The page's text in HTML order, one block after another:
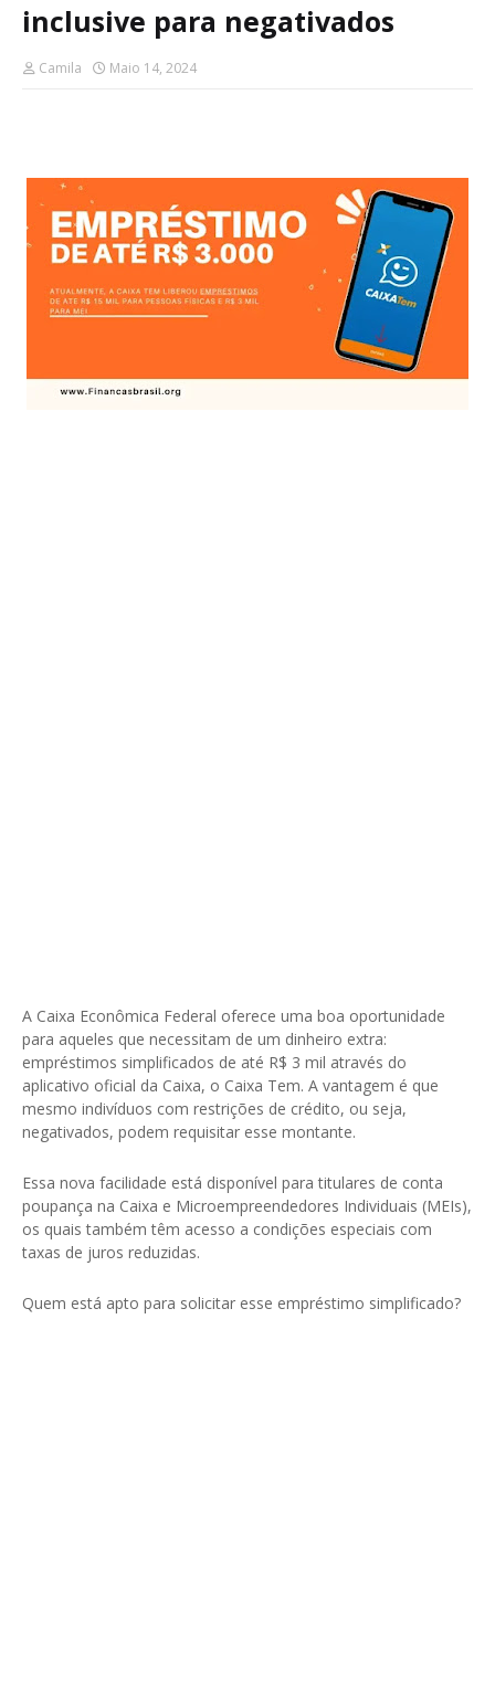
inclusive para negativados
Camila Maio 14, 2024
A Caixa Econômica Federal oferece uma boa oportunidade
para aqueles que necessitam de um dinheiro extra:
empréstimos simplificados de até R$ 3 mil através do
aplicativo oficial da Caixa, o Caixa Tem. A vantagem é que
mesmo indivíduos com restrições de crédito, ou seja,
negativados, podem requisitar esse montante.
Essa nova facilidade está disponível para titulares de conta
poupança na Caixa e Microempreendedores Individuais (MEIs),
os quais também têm acesso a condições especiais com
taxas de juros reduzidas.
Quem está apto para solicitar esse empréstimo simplificado?